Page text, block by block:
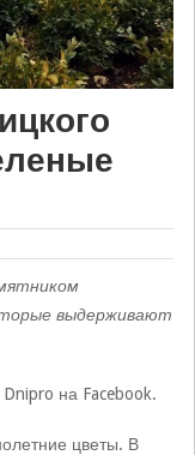
выдерживают
на Facebook.
цветы. В